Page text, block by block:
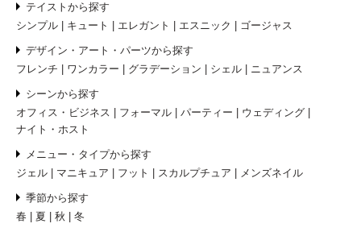
テイストから探す
シンプル
キュート エレガント エスニック ゴージャス
デザイン・アート・パーツから探す
フレンチ
ワンカラー グラデーション シェル ニュアンス
シーンから探す
オフィス・ビジネス
フォーマル パーティー
ウェディング
ナイト・ホスト
メニュー・タイプから探す
ジェル
マニキュア フット スカルプチュア メンズネイル
季節から探す
春
夏 秋 冬